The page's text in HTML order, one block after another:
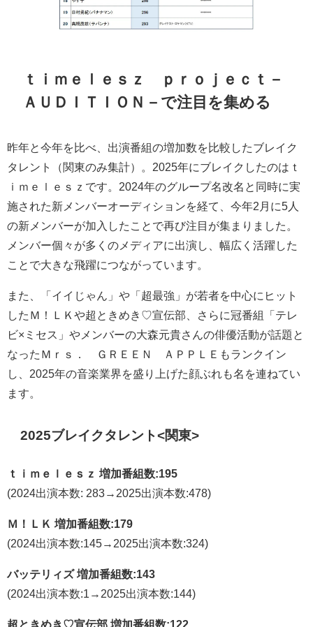
ｔｉｍｅｌｅｓｚ ｐｒｏｊｅｃｔ－
ＡＵＤＩＴＩＯＮ－で注目を集める
昨年と今年を比べ、出演番組の増加数を比較したブレイク
タレント（関東のみ集計）。2025年にブレイクしたのはｔ
ｉｍｅｌｅｓｚです。2024年のグループ名改名と同時に実
施された新メンバーオーディションを経て、今年2月に5人
の新メンバーが加入したことで再び注目が集まりました。
メンバー個々が多くのメディアに出演し、幅広く活躍した
ことで大きな飛躍につながっています。
また、「イイじゃん」や「超最強」が若者を中心にヒット
したＭ！ＬＫや超ときめき♡宣伝部、さらに冠番組「テレ
ビ×ミセス」やメンバーの大森元貴さんの俳優活動が話題と
なったＭｒｓ． ＧＲＥＥＮ ＡＰＰＬＥもランクイン
し、2025年の音楽業界を盛り上げた顔ぶれも名を連ねてい
ます。
2025ブレイクタレント<関東>
ｔｉｍｅｌｅｓｚ 増加番組数:195
(2024出演本数: 283→2025出演本数:478)
Ｍ！ＬＫ 増加番組数:179
(2024出演本数:145→2025出演本数:324)
バッテリィズ 増加番組数:143
(2024出演本数:1→2025出演本数:144)
超ときめき♡宣伝部 増加番組数:122